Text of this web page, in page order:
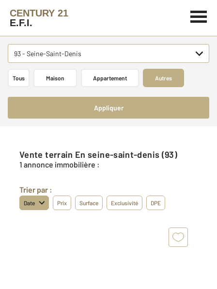
CENTURY 21
E.F.I.
93 - Seine-Saint-Denis
Tous Maison Appartement Autres
Appliquer
Vente terrain En seine-saint-denis (93)
1 annonce immobilière :
Trier par :
Date Prix Surface Exclusivité DPE